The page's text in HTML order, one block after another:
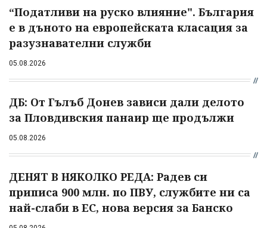
“Податливи на руско влияние". България
е в дъното на европейската класация за
разузнавателни служби
05.08.2026
ДБ: От Гълъб Донев зависи дали делото
за Пловдивския панаир ще продължи
05.08.2026
ДЕНЯТ В НЯКОЛКО РЕДА: Радев си
приписа 900 млн. по ПВУ, службите ни са
най-слаби в ЕС, нова версия за Банско